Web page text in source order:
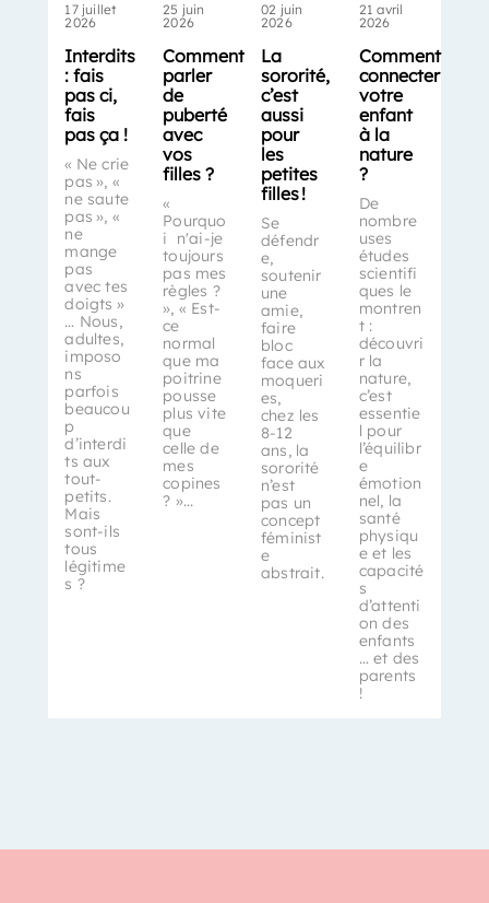
17 juillet
2026
Interdits
: fais
pas ci,
fais
pas ça !
« Ne crie
pas », «
ne saute
pas », «
ne
mange
pas
avec tes
doigts »
… Nous,
adultes,
imposo
ns
parfois
beaucou
p
d’interdi
ts aux
tout-
petits.
Mais
sont-ils
tous
légitime
s ?
25 juin
2026
Comment
parler
de
puberté
avec
vos
filles ?
«
Pourquo
i n'ai-je
toujours
pas mes
règles ?
», « Est-
ce
normal
que ma
poitrine
pousse
plus vite
que
celle de
mes
copines
? »...
02 juin
2026
La
sororité,
c’est
aussi
pour
les
petites
filles !
Se
défendr
e,
soutenir
une
amie,
faire
bloc
face aux
moqueri
es,
chez les
8-12
ans, la
sororité
n’est
pas un
concept
féminist
e
abstrait.
21 avril
2026
Comment
connecter
votre
enfant
à la
nature
?
De
nombre
uses
études
scientifi
ques le
montren
t :
découvri
r la
nature,
c’est
essentie
l pour
l’équilibr
e
émotion
nel, la
santé
physiqu
e et les
capacité
s
d’attenti
on des
enfants
… et des
parents
!